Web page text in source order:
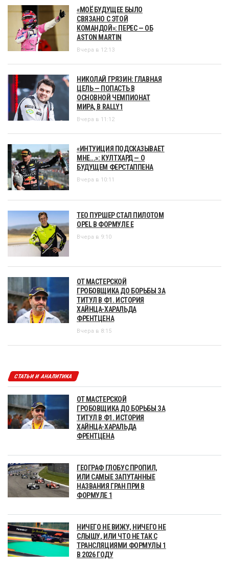
«МОЁ БУДУЩЕЕ БЫЛО
СВЯЗАНО С ЭТОЙ
КОМАНДОЙ»: ПЕРЕС — ОБ
ASTON MARTIN
Вчера в 12:13
НИКОЛАЙ ГРЯЗИН: ГЛАВНАЯ
ЦЕЛЬ — ПОПАСТЬ В
ОСНОВНОЙ ЧЕМПИОНАТ
МИРА, В RALLY1
Вчера в 11:12
«ИНТУИЦИЯ ПОДСКАЗЫВАЕТ
МНЕ...»: КУЛТХАРД — О
БУДУЩЕМ ФЕРСТАППЕНА
Вчера в 10:11
ТЕО ПУРШЕР СТАЛ ПИЛОТОМ
OPEL В ФОРМУЛЕ Е
Вчера в 9:10
ОТ МАСТЕРСКОЙ
ГРОБОВЩИКА ДО БОРЬБЫ ЗА
ТИТУЛ В Ф1. ИСТОРИЯ
ХАЙНЦА-ХАРАЛЬДА
ФРЕНТЦЕНА
Вчера в 8:15
СТАТЬИ И АНАЛИТИКА
ОТ МАСТЕРСКОЙ
ГРОБОВЩИКА ДО БОРЬБЫ ЗА
ТИТУЛ В Ф1. ИСТОРИЯ
ХАЙНЦА-ХАРАЛЬДА
ФРЕНТЦЕНА
ГЕОГРАФ ГЛОБУС ПРОПИЛ,
ИЛИ САМЫЕ ЗАПУТАННЫЕ
НАЗВАНИЯ ГРАН ПРИ В
ФОРМУЛЕ 1
НИЧЕГО НЕ ВИЖУ, НИЧЕГО НЕ
СЛЫШУ, ИЛИ ЧТО НЕ ТАК С
ТРАНСЛЯЦИЯМИ ФОРМУЛЫ 1
В 2026 ГОДУ